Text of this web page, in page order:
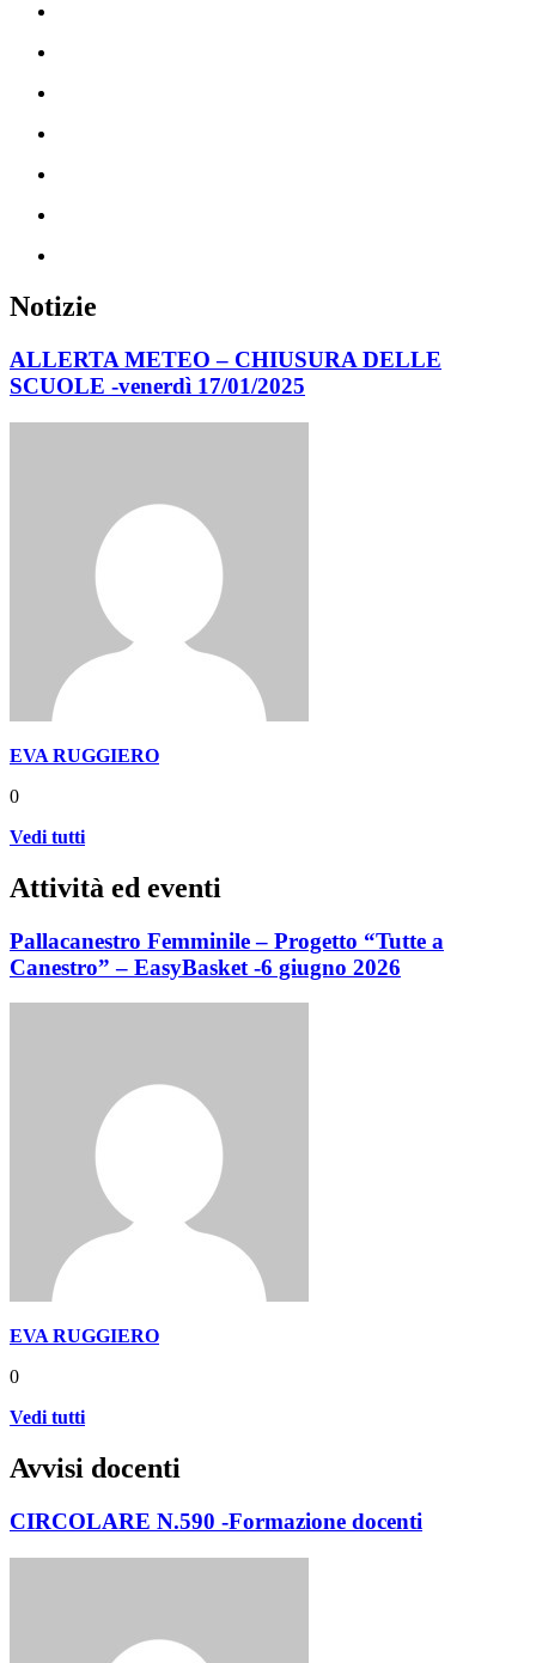
Notizie
ALLERTA METEO – CHIUSURA DELLE
SCUOLE -venerdì 17/01/2025
EVA RUGGIERO
0
Vedi tutti
Attività ed eventi
Pallacanestro Femminile – Progetto “Tutte a
Canestro” – EasyBasket -6 giugno 2026
EVA RUGGIERO
0
Vedi tutti
Avvisi docenti
CIRCOLARE N.590 -Formazione docenti